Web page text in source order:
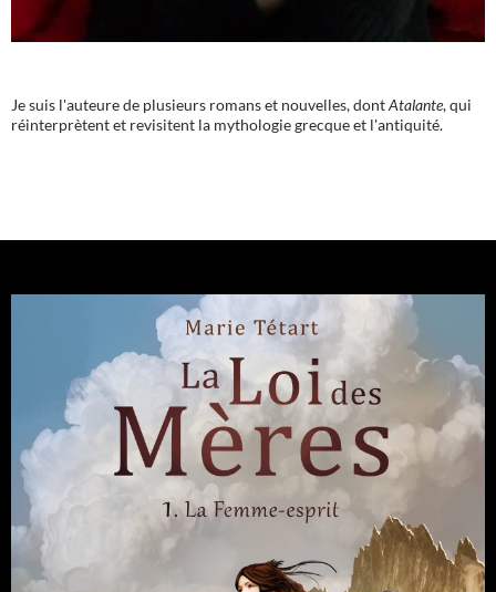
Je suis l'auteure de plusieurs romans et nouvelles, dontAtalante, qui
réinterprètent et revisitent la mythologie grecque et l'antiquité.